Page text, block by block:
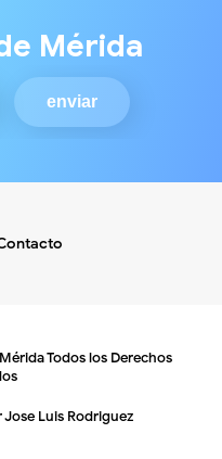
Mérida
Todos los Derechos
Jose Luis Rodriguez